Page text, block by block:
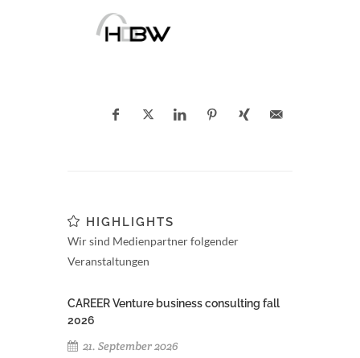
HIGHLIGHTS
Wir sind Medienpartner folgender
Veranstaltungen
CAREER Venture business consulting fall
2026
21. September 2026